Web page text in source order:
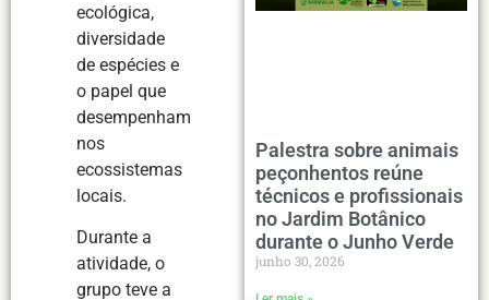
ecológica,
diversidade
de espécies e
o papel que
desempenham
nos
ecossistemas
locais.
Durante a
atividade, o
grupo teve a
Palestra sobre animais
peçonhentos reúne
técnicos e profissionais
no Jardim Botânico
durante o Junho Verde
junho 30, 2026